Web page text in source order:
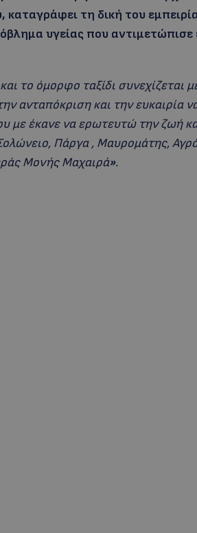
καταγράφει τη δική του
υγείας που αντιμετώπισε
το όμορφο ταξίδι συνεχίζεται
ανταπόκριση και την ευκαιρία
με έκανε να ερωτευτώ την ζωή
Πάργα , Μαυρομάτης,
Μονής Μαχαιρά».